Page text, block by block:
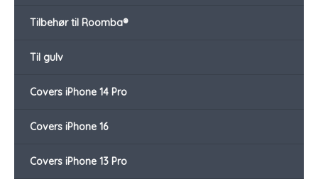
Tilbehør til Roomba®
Til gulv
Covers iPhone 14 Pro
Covers iPhone 16
Covers iPhone 13 Pro